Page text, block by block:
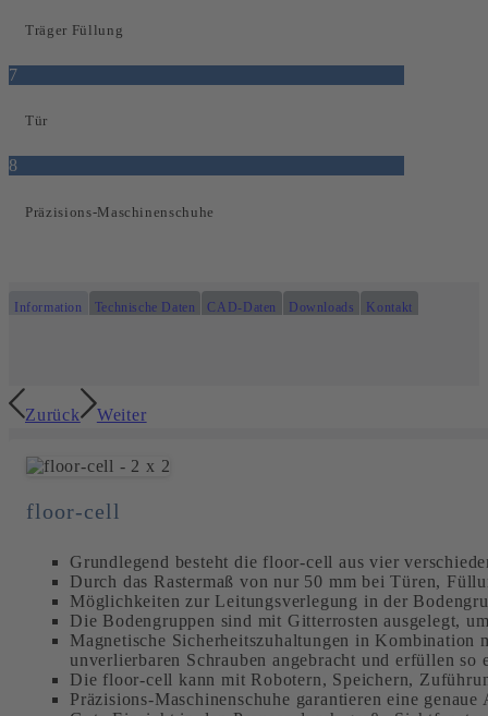
Träger Füllung
7
Tür
8
Präzisions-Maschinenschuhe
Information Technische Daten CAD-Daten Downloads Kontakt
Zurück Weiter
floor-cell
Grundlegend besteht die floor-cell aus vier
Durch das Rastermaß von nur 50 mm bei Türen,
Möglichkeiten zur Leitungsverlegung in der
Die Bodengruppen sind mit Gitterrosten ausgelegt,
Magnetische Sicherheitszuhaltungen in
unverlierbaren Schrauben angebracht und erfüllen
Die floor-cell kann mit Robotern, Speichern,
Präzisions-Maschinenschuhe garantieren eine genaue